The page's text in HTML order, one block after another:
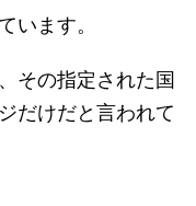
います。
その指定された国
だけだと言われて